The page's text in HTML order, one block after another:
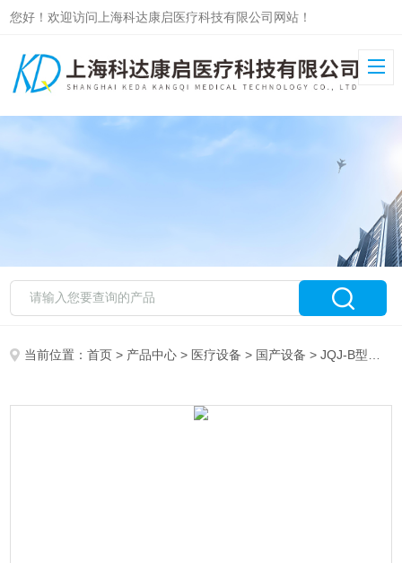
您好！欢迎访问上海科达康启医疗科技有限公司网站！
当前位置：首页 > 产品中心 > 医疗设备 > 国产设备 > JQJ-B型医用牵引架